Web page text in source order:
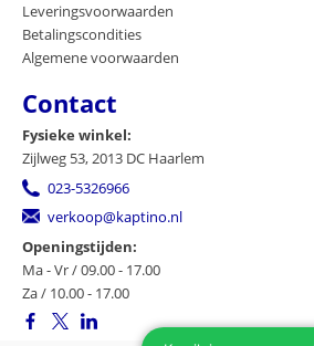
Leveringsvoorwaarden
Betalingscondities
Algemene voorwaarden
Contact
Fysieke winkel:
Zijlweg 53, 2013 DC Haarlem
023-5326966
verkoop@kaptino.nl
Openingstijden:
Ma - Vr / 09.00 - 17.00
Za / 10.00 - 17.00